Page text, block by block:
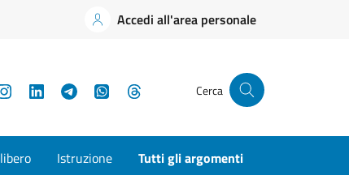
Accedi all'area personale
InstagramLinkedInTelegramWhatsApp Cerca
Istruzione Tutti gli argomenti